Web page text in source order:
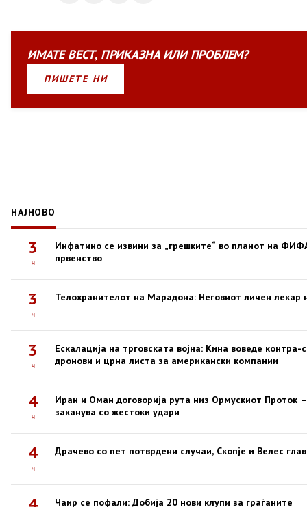
ИМАТЕВЕСТ, ПРИКАЗНАИЛИПРОБЛЕМ?
ПИШЕТЕ НИ
НАЈНОВО
3
ч
Инфатино се извини за „грешките“ во планот на
првенство
3
ч
Телохранителот на Марадона: Неговиот личен лекар
3
ч
Ескалација на трговската војна: Кина воведе
дронови и црна листа за американски компании
4
ч
Иран и Оман договорија рута низ Ормускиот Проток
заканува со жестоки удари
4
ч
Драчево со пет потврдени случаи, Скопје и Велес
Чаир се пофали: Добија 20 нови клупи за граѓаните